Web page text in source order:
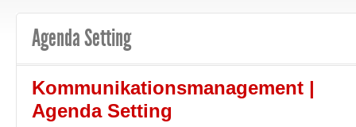
Agenda Setting
Kommunikationsmanagement |
Agenda Setting